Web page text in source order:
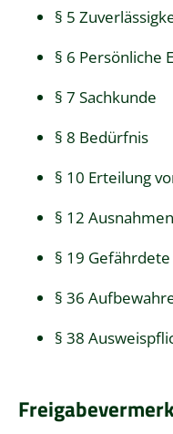
§ 5
§ 6 Persönliche
§ 7 Sachkunde
§ 8 Bedürfnis
§ 10 Erteilung
§ 12
§ 19
§ 36
§ 38